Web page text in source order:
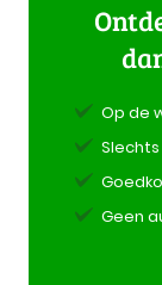
Op de
Geen